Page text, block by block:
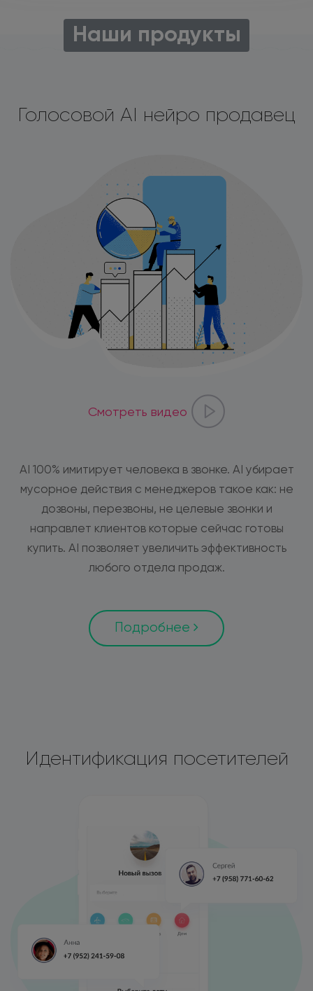
Наши продукты
Голосовой AI нейро продавец
Смотреть видео
AI 100% имитирует человека в звонке. AI убирает
мусорное действия с менеджеров такое как: не
дозвоны, перезвоны, не целевые звонки и
направлет клиентов которые сейчас готовы
купить. AI позволяет увеличить эффективность
любого отдела продаж.
Подробнее
Идентификация посетителей